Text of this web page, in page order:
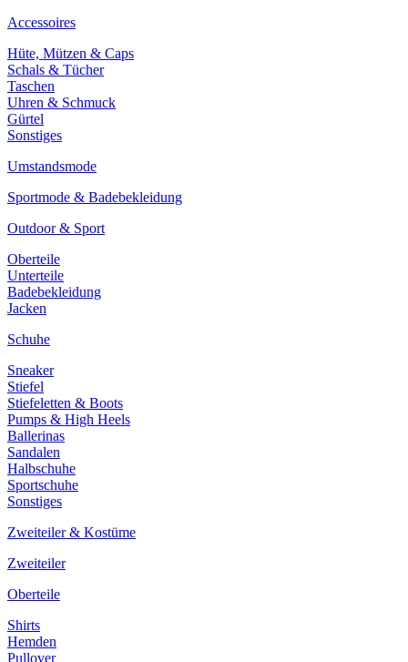
Accessoires
Hüte, Mützen & Caps
Schals & Tücher
Taschen
Uhren & Schmuck
Gürtel
Sonstiges
Umstandsmode
Sportmode & Badebekleidung
Outdoor & Sport
Oberteile
Unterteile
Badebekleidung
Jacken
Schuhe
Sneaker
Stiefel
Stiefeletten & Boots
Pumps & High Heels
Ballerinas
Sandalen
Halbschuhe
Sportschuhe
Sonstiges
Zweiteiler & Kostüme
Zweiteiler
Oberteile
Shirts
Hemden
Pullover